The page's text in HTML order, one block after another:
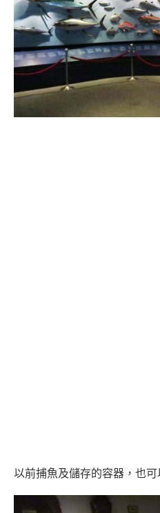
以前捕魚及儲存的容器，也